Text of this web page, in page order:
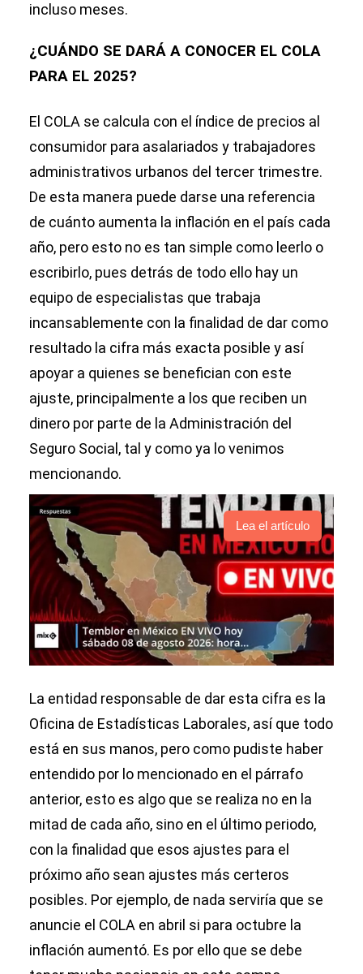
incluso meses.
¿CUÁNDO SE DARÁ A CONOCER EL COLA
PARA EL 2025?
El COLA se calcula con el índice de precios al
consumidor para asalariados y trabajadores
administrativos urbanos del tercer trimestre.
De esta manera puede darse una referencia
de cuánto aumenta la inflación en el país cada
año, pero esto no es tan simple como leerlo o
escribirlo, pues detrás de todo ello hay un
equipo de especialistas que trabaja
incansablemente con la finalidad de dar como
resultado la cifra más exacta posible y así
apoyar a quienes se benefician con este
ajuste, principalmente a los que reciben un
dinero por parte de la Administración del
Seguro Social, tal y como ya lo venimos
mencionando.
Lea el artículo
La entidad responsable de dar esta cifra es la
Oficina de Estadísticas Laborales, así que todo
está en sus manos, pero como pudiste haber
entendido por lo mencionado en el párrafo
anterior, esto es algo que se realiza no en la
mitad de cada año, sino en el último periodo,
con la finalidad que esos ajustes para el
próximo año sean ajustes más certeros
posibles. Por ejemplo, de nada serviría que se
anuncie el COLA en abril si para octubre la
inflación aumentó. Es por ello que se debe